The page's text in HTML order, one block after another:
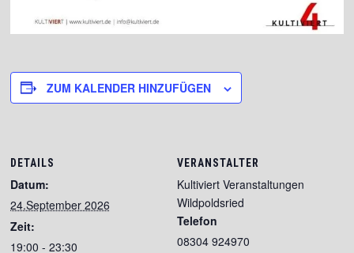
ZUM KALENDER HINZUFÜGEN
DETAILS
Datum:
24.September 2026
Zeit:
19:00 - 23:30
VERANSTALTER
Kultiviert Veranstaltungen
Wildpoldsried
Telefon
08304 924970